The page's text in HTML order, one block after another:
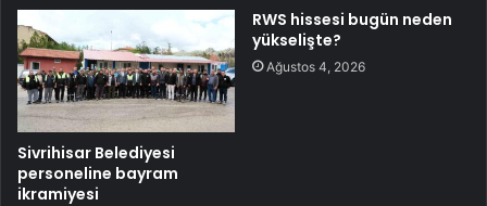
Sivrihisar Belediyesi
personeline bayram
ikramiyesi
RWS hissesi bugün neden
yükselişte?
Ağustos 4, 2026